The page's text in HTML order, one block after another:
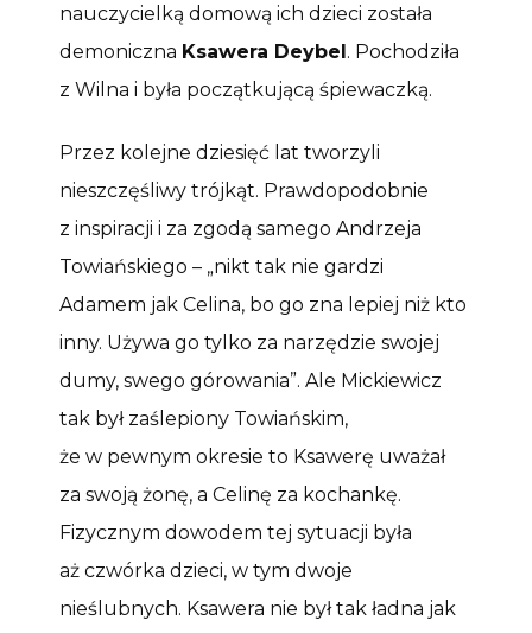
nauczycielką domową ich dzieci została
demoniczna Ksawera Deybel . Pochodziła
z Wilna i była początkującą śpiewaczką.
Przez kolejne dziesięć lat tworzyli
nieszczęśliwy trójkąt. Prawdopodobnie
z inspiracji i za zgodą samego Andrzeja
Towiańskiego – „nikt tak nie gardzi
Adamem jak Celina, bo go zna lepiej niż kto
inny. Używa go tylko za narzędzie swojej
dumy, swego górowania”. Ale Mickiewicz
tak był zaślepiony Towiańskim,
że w pewnym okresie to Ksawerę uważał
za swoją żonę, a Celinę za kochankę.
Fizycznym dowodem tej sytuacji była
aż czwórka dzieci, w tym dwoje
nieślubnych. Ksawera nie był tak ładna jak